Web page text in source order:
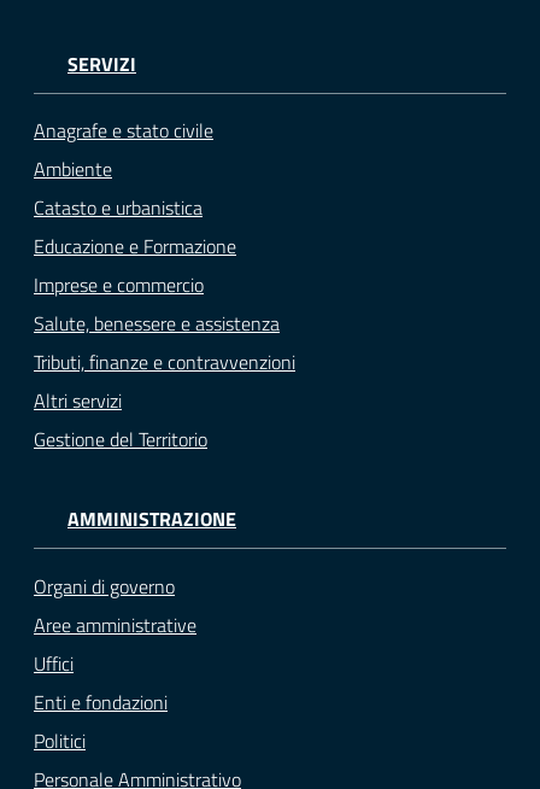
SERVIZI
Anagrafe e stato civile
Ambiente
Catasto e urbanistica
Educazione e Formazione
Imprese e commercio
Salute, benessere e assistenza
Tributi, finanze e contravvenzioni
Altri servizi
Gestione del Territorio
AMMINISTRAZIONE
Organi di governo
Aree amministrative
Uffici
Enti e fondazioni
Politici
Personale Amministrativo